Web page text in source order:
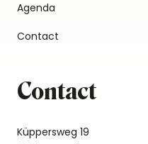
Agenda
Contact
Contact
Küppersweg 19